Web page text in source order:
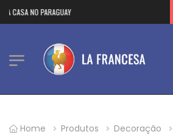
CASA NO PARAGUAY
Home Produtos Decoração